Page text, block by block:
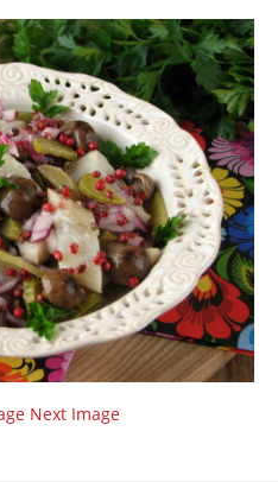
Next Image